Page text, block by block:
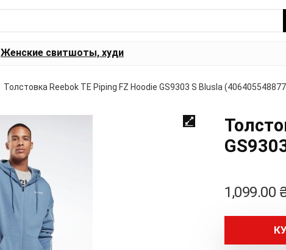
Женские свитшоты, худи
Толстовка Reebok TE Piping FZ Hoodie GS9303 S Blusla
1,099.00